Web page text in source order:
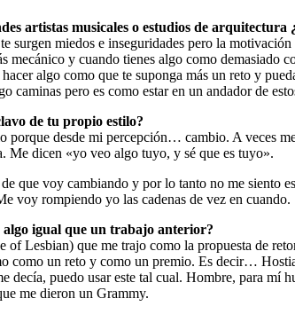
artistas musicales o estudios de
surgen miedos e inseguridades pero la
mecánico y cuando tienes algo como
algo como que te suponga más un reto y
caminas pero es como estar en un andador de
de tu propio estilo?
porque desde mi percepción… cambio. A veces
Me dicen «yo veo algo tuyo, y sé que es tuyo».
que voy cambiando y por lo tanto no me siento
voy rompiendo yo las cadenas de vez en cuando.
algo igual que un trabajo anterior?
Lesbian) que me trajo como la propuesta de
como un reto y como un premio. Es decir…
puedo usar este tal cual. Hombre, para mí
me dieron un Grammy.